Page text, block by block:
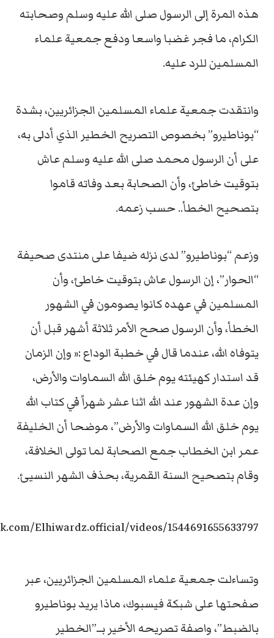
هذه المرة إلى الرسول صلى الله عليه وسلم وصحابته
الكرام، ما فجر غضبا واسعا ودفع جمعية علماء
المسلمين للرد عليه.
وانتقدت جمعية علماء المسلمين الجزائريين، بشدة
“بوناطيرو” بخصوص التصريح الخطير الذي أدلى به،
على أن الرسول محمد صلى الله عليه وسلم عاش
بتوقيت خاطئ، وأن الصحابة بعد وفاته قاموا
بتصحيح الخطأ.. حسب زعمه.
وزعم “بوناطيرو” لدى نزله ضيفا على منتدى صحيفة
“الحوار”، إن الرسول عاش بتوقيت خاطئ، وأن
المسلمين في عهده كانوا يصومون في الشهور
الخطأ، وأن الرسول صحح الأمر ثلاثة أشهر قبل أن
يتوفاه الله، عندما قال في خطبة الوداع :« وإن الزمان
قد استدار كهيئته يوم خلق الله السماوات والأرض،
وإن عدة الشهور عند الله اثنا عشر شهراً في كتاب الله
يوم خلق الله السماوات والأرض”، موضحا أن الخليفة
عمر ابن الخطاب جمع الصحابة لما تولى الخلافة،
وقام بتصحيح السنة القمرية، بحذف الشهر النسيئ.
Elhiwardz.official/videos/1544691655633797/
وتساءلت جمعية علماء المسلمين الجزائريين، عبر
صفحتها على شبكة فيسبوك، ماذا يريد بوناطيرو
بالضبط”، واصفة تصريحه الأخير بــ”الخطير